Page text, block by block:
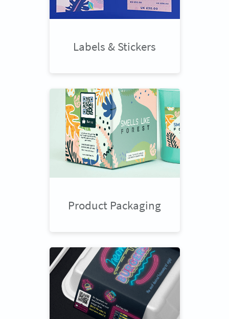
Labels & Stickers
Product Packaging